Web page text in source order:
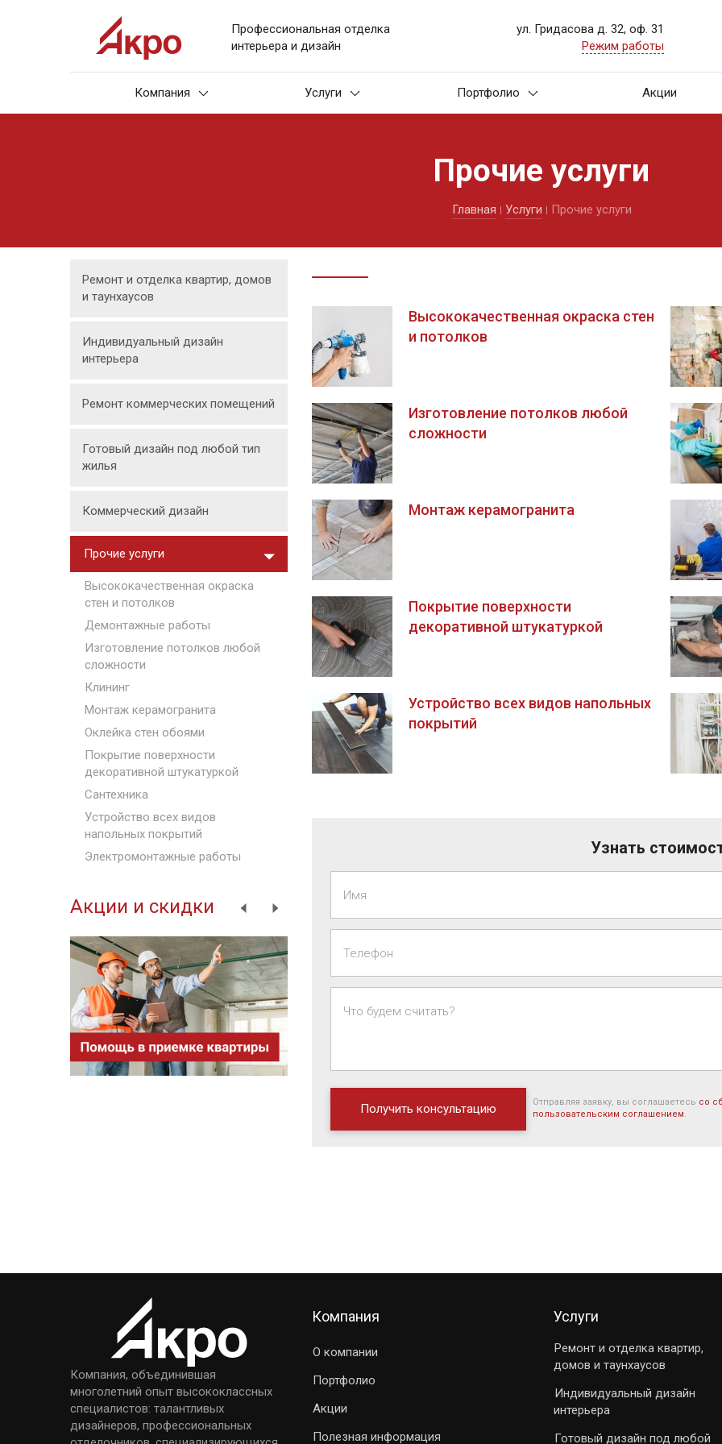
Профессиональная отделка
интерьера и дизайн
ул. Гридасова д. 32, оф. 31
Режим работы
Компания Услуги Портфолио Акции
Прочие услуги
Главная Услуги Прочие услуги
Высококачественная окраска стен
и потолков
Изготовление потолков любой
сложности
Монтаж керамогранита
Покрытие поверхности
декоративной штукатуркой
Устройство всех видов напольных
покрытий
Узнать
Имя
Телефон
Что будем считать?
Отправляя заявку, вы соглашаетесь со
пользовательским соглашением.
Ремонт и отделка квартир, домов
и таунхаусов
Индивидуальный дизайн
интерьера
Ремонт коммерческих помещений
Готовый дизайн под любой тип
жилья
Коммерческий дизайн
Прочие услуги
Высококачественная окраска
стен и потолков
Демонтажные работы
Изготовление потолков любой
сложности
Клининг
Монтаж керамогранита
Оклейка стен обоями
Покрытие поверхности
декоративной штукатуркой
Сантехника
Устройство всех видов
напольных покрытий
Электромонтажные работы
Акции и скидки
Компания, объединившая
многолетний опыт высококлассных
специалистов: талантливых
дизайнеров, профессиональных
Компания
О компании
Портфолио
Акции
Полезная информация
Услуги
Ремонт и отделка квартир,
домов и таунхаусов
Индивидуальный дизайн
интерьера
Готовый дизайн под любой